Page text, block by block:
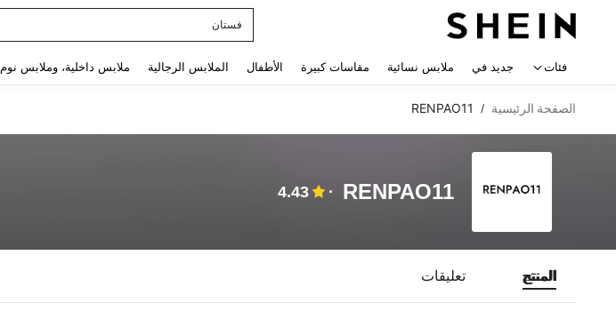
فستان
فئات جديد في ملابس نسائية مقاسات كبيرة الأطفال الملابس الرجالية ملابس داخلية، وملابس نوم
الصفحة الرئيسية /
RENPAO11
RENPAO11
4.43
المنتج تعليقات